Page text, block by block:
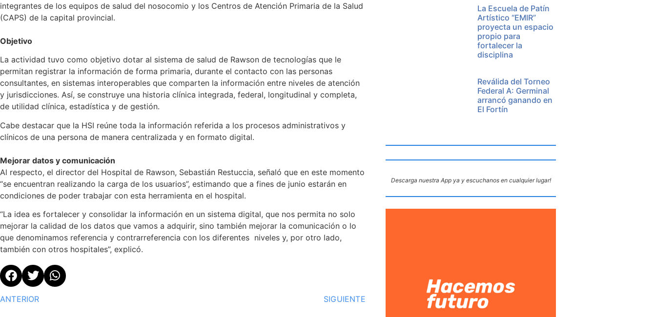
integrantes de los equipos de salud del nosocomio y los Centros de Atención Primaria de la Salud
(CAPS) de la capital provincial.
Objetivo
La actividad tuvo como objetivo dotar al sistema de salud de Rawson de tecnologías que le
permitan registrar la información de forma primaria, durante el contacto con las personas
consultantes, en sistemas interoperables que comparten la información entre niveles de atención
y jurisdicciones. Así, se construye una historia clínica integrada, federal, longitudinal y completa,
de utilidad clínica, estadística y de gestión.
Cabe destacar que la HSI reúne toda la información referida a los procesos administrativos y
clínicos de una persona de manera centralizada y en formato digital.
Mejorar datos y comunicación
Al respecto, el director del Hospital de Rawson, Sebastián Restuccia, señaló que en este momento
“se encuentran realizando la carga de los usuarios”, estimando que a fines de junio estarán en
condiciones de poder trabajar con esta herramienta en el hospital.
“La idea es fortalecer y consolidar la información en un sistema digital, que nos permita no solo
mejorar la calidad de los datos que vamos a adquirir, sino también mejorar la comunicación o lo
que denominamos referencia y contrarreferencia con los diferentes niveles y, por otro lado,
también con otros hospitales”, explicó.
ANTERIOR SIGUIENTE
La Escuela de Patín
Artístico “EMIR”
proyecta un espacio
propio para
fortalecer la
disciplina
Reválida del Torneo
Federal A: Germinal
arrancó ganando en
El Fortín
Descarga nuestra App ya y escuchanos en cualquier lugar!